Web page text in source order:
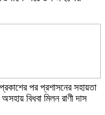
পর প্রশাসনের সহায়তা
বিধবা মিলন রাণী দাস